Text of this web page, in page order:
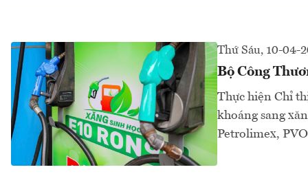
Thứ Sáu, 10-04-
Bộ Công
Thực hiện Chỉ
khoáng sang
Petrolimex,